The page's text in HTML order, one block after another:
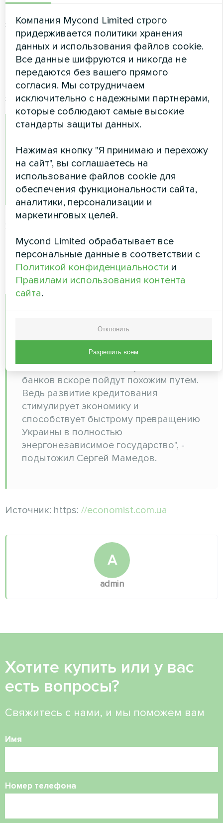
энергоэффективных проектов, приобретение
и установку солнечных панелей и тепловых
насосов.
Как утверждает банкир, именно высокие
ставки по кредитам мешали началу процесса
энергомодернизации.
толчок к более активному участию
ОСМД в реализации проектов по
энергонезависимости", - отметил он.
Эксперт прогнозирует, что в течение первого
месяца банк сможет получить до 20 заявок
из Львовской, Волынской, Николаевской
областей. Всего до конца года планируется
выдать не менее 100 кредитов.
первый шаг в реализации
Меморандума крупнейших украинских
банков. Именно поэтому, мы ожидаем,
что большинство коммерческих
банков вскоре пойдут похожим путем.
Ведь развитие кредитования
стимулирует экономику и
способствует быстрому превращению
Украины в полностью
энергонезависимое государство", -
подытожил Сергей Мамедов.
Источник: https: //economist.com.ua
A
admin
Хотите купить или у вас
есть вопросы?
Свяжитесь с нами, и мы поможем вам
Имя
Номер телефона
Компания Mycond Limited строго
придерживается политики хранения
данных и использования файлов cookie.
Все данные шифруются и никогда не
передаются без вашего прямого
согласия. Мы сотрудничаем
исключительно с надежными партнерами,
которые соблюдают самые высокие
стандарты защиты данных.
Нажимая кнопку "Я принимаю и перехожу
на сайт", вы соглашаетесь на
использование файлов cookie для
обеспечения функциональности сайта,
аналитики, персонализации и
маркетинговых целей.
Mycond Limited обрабатывает все
персональные данные в соответствии с
Политикой конфиденциальности и
Правилами использования контента
сайта.
Отклонить
Разрешить всем